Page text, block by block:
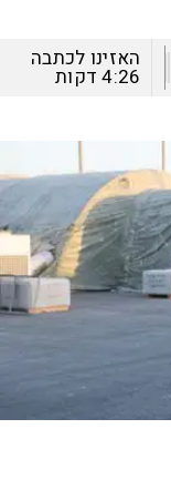
האזינו לכתבה
4:26דקות